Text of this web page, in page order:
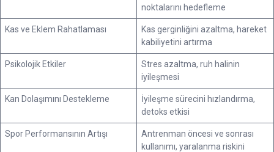
noktalarını hedefleme
Kas ve Eklem Rahatlaması
Kas gerginliğini azaltma, hareket
kabiliyetini artırma
Psikolojik Etkiler
Stres azaltma, ruh halinin
iyileşmesi
Kan Dolaşımını Destekleme
İyileşme sürecini hızlandırma,
detoks etkisi
Spor Performansının Artışı
Antrenman öncesi ve sonrası
kullanımı, yaralanma riskini